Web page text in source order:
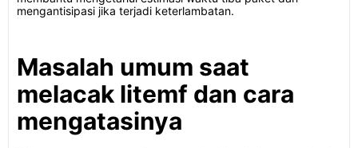
mengantisipasi jika terjadi keterlambatan.
Masalah umum saat
melacak litemf dan cara
mengatasinya